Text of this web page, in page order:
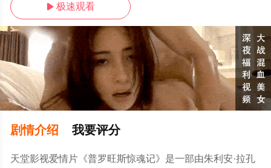
 极速观看
剧情介绍 我要评分
天堂影视爱情片《普罗旺斯惊魂记》是一部由朱利安·拉孔